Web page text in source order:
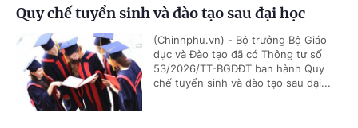
Quy chế tuyển sinh và đào tạo sau đại học
(Chinhphu.vn) - Bộ trưởng Bộ Giáo
dục và Đào tạo đã có Thông tư số
53/2026/TT-BGDĐT ban hành Quy
chế tuyển sinh và đào tạo sau đại...